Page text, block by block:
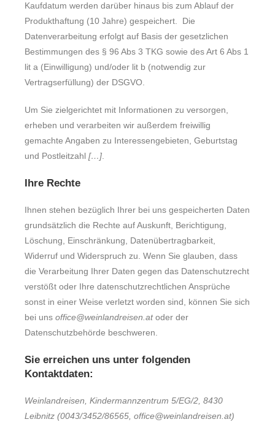
Kaufdatum werden darüber hinaus bis zum Ablauf der
Produkthaftung (10 Jahre) gespeichert. Die
Datenverarbeitung erfolgt auf Basis der gesetzlichen
Bestimmungen des § 96 Abs 3 TKG sowie des Art 6 Abs 1
lit a (Einwilligung) und/oder lit b (notwendig zur
Vertragserfüllung) der DSGVO.
Um Sie zielgerichtet mit Informationen zu versorgen,
erheben und verarbeiten wir außerdem freiwillig
gemachte Angaben zu Interessengebieten, Geburtstag
und Postleitzahl […]
Ihre Rechte
Ihnen stehen bezüglich Ihrer bei uns gespeicherten Daten
grundsätzlich die Rechte auf Auskunft, Berichtigung,
Löschung, Einschränkung, Datenübertragbarkeit,
Widerruf und Widerspruch zu. Wenn Sie glauben, dass
die Verarbeitung Ihrer Daten gegen das Datenschutzrecht
verstößt oder Ihre datenschutzrechtlichen Ansprüche
sonst in einer Weise verletzt worden sind, können Sie sich
bei uns office@weinlandreisen.atoder der
Datenschutzbehörde beschweren.
Sie erreichen uns unter folgenden
Kontaktdaten:
Weinlandreisen, Kindermannzentrum 5/EG/2, 8430
Leibnitz (0043/3452/86565, office@weinlandreisen.at)